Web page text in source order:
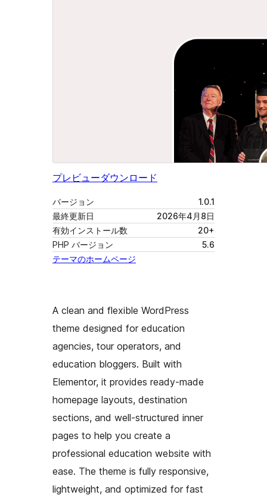
プレビューダウンロード
バージョン
1.0.1
最終更新日
2026年4月8日
有効インストール数
20+
PHP バージョン
5.6
テーマのホームページ
A clean and flexible WordPress
theme designed for education
agencies, tour operators, and
education bloggers. Built with
Elementor, it provides ready-made
homepage layouts, destination
sections, and well-structured inner
pages to help you create a
professional education website with
ease. The theme is fully responsive,
lightweight, and optimized for fast